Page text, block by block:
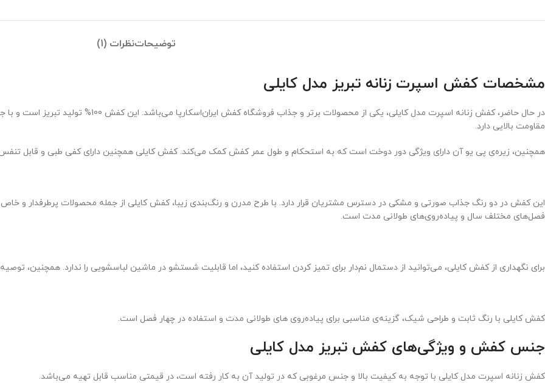
توضیحاتنظرات (1)
مشخصات کفش اسپرت زنانه تبریز مدل کایلی
در حال حاضر، کفش زنانه اسپرت مدل کایلی، یکی از
مقاومت بالایی دارد.
همچنین، زیره‌ی پی یو آن دارای ویژگی دور دوخت است که به استحکام و طول عمر کفش کمک می‌کند. کفش کایلی همچنین دارای کفی طبی و قابل
این کفش در دو رنگ جذاب صورتی و مشکی در دسترس مشتریان قرار دارد. با طرح مدرن و رنگ‌بندی زیبا، کفش کایلی از جمله محصولات پرطرفدار و
فصل‌های مختلف سال و پیاده‌روی‌های طولانی مدت است.
برای نگهداری از کفش کایلی، می‌توانید از دستمال نم‌دار برای تمیز کردن استفاده کنید، اما قابلیت شستشو در ماشین لباسشویی را ندارد. همچنین،
کفش کایلی با رنگ ثابت و طراحی شیک، گزینه‌ی مناسبی برای پیاده‌روی های طولانی مدت و استفاده در چهار فصل است.
جنس کفش و ویژگی‌های کفش تبریز مدل کایلی
کفش زنانه اسپرت مدل کایلی با توجه به کیفیت بالا و جنس مرغوبی که در تولید آن به کار رفته است، در قیمتی مناسب قابل تهیه می‌باشد.